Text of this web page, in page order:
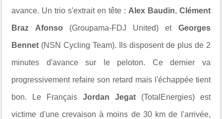
avance. Un trio s'extrait en tête : Alex Baudin, Clément
Braz Afonso (Groupama-FDJ United) et Georges
Bennet (NSN Cycling Team). Ils disposent de plus de 2
minutes d'avance sur le peloton. Ce dernier va
progressivement refaire son retard mais l'échappée tient
bon. Le Français Jordan Jegat(TotalEnergies) est
victime d'une crevaison à moins de 30 km de l'arrivée,